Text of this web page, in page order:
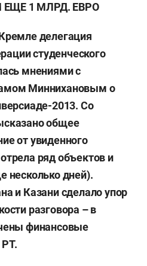
1 МЛРД. ЕВРО
делегация
студенческого
мнениями с
Миннихановым о
2013. Со
общее
от увиденного
ряд объектов и
несколько дней).
и Казани сделало упор
разговора – в
финансовые
РТ.